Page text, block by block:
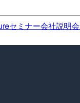
セミナー会社説明会